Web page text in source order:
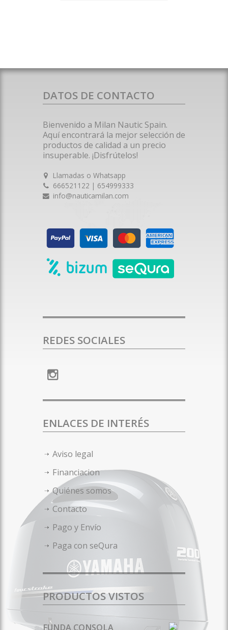
DATOS DE CONTACTO
Bienvenido a Milan Nautic Spain.
Aquí encontrará la mejor selección de
productos de calidad a un precio
insuperable. ¡Disfrútelos!
Llamadas o Whatsapp
666521122 | 654999333
info@nauticamilan.com
REDES SOCIALES
ENLACES DE INTERÉS
Aviso legal
Financiacion
Quiénes somos
Contacto
Pago y Envío
Paga con seQura
PRODUCTOS VISTOS
FUNDA CONSOLA